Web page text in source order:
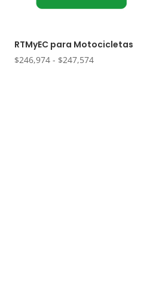
RTMyEC para Motocicletas
$246,974 - $247,574Rango